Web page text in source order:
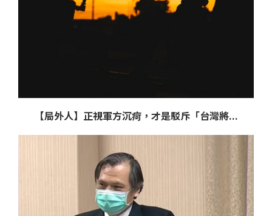
【局外人】正視軍方沉疴，才是駁斥「台灣將...